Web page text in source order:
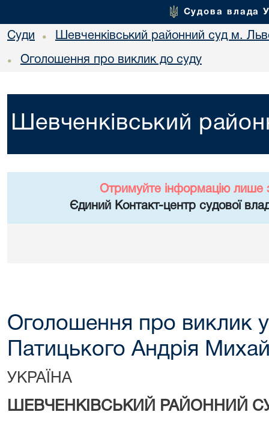
Судова влада
Суди • Шевченківський районний суд м.
• Оголошення про виклик до суду
Шевченківський
Отримуйте інформацію лише
Єдиний Контакт-центр судової
Оголошення про виклик у
Патицького Андрія
УКРАЇНА
ШЕВЧЕНКІВСЬКИЙ РАЙОННИЙ